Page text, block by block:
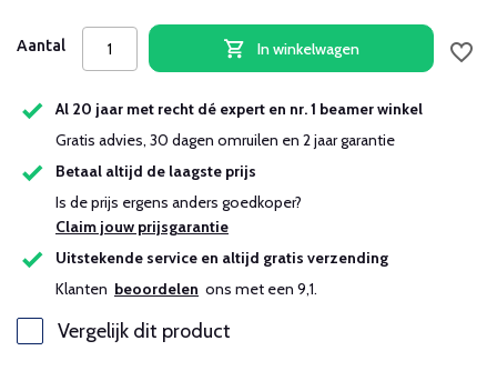
Aantal In winkelwagen
Al 20 jaar met recht dé expert en nr. 1 beamer winkel
Gratis advies, 30 dagen omruilen en 2 jaar garantie
Betaal altijd de laagste prijs
Is de prijs ergens anders goedkoper?
Claim jouw prijsgarantie
Uitstekende service en altijd gratis verzending
Klanten beoordelen ons met een 9,1.
Vergelijk dit product